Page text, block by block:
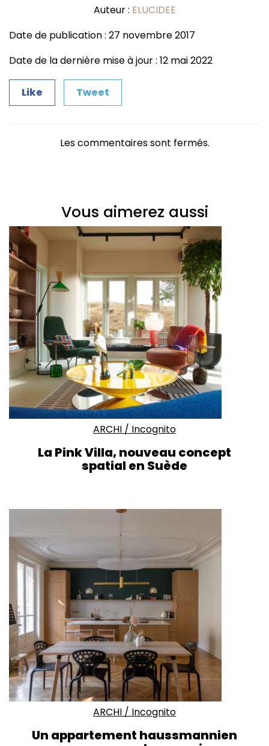
Auteur : ELUCIDEE
Date de publication : 27 novembre 2017
Date de la dernière mise à jour : 12 mai 2022
Like Tweet
Les commentaires sont fermés.
Vous aimerez aussi
ARCHI / Incognito
La Pink Villa, nouveau concept
spatial en Suède
ARCHI / Incognito
Un appartement haussmannien